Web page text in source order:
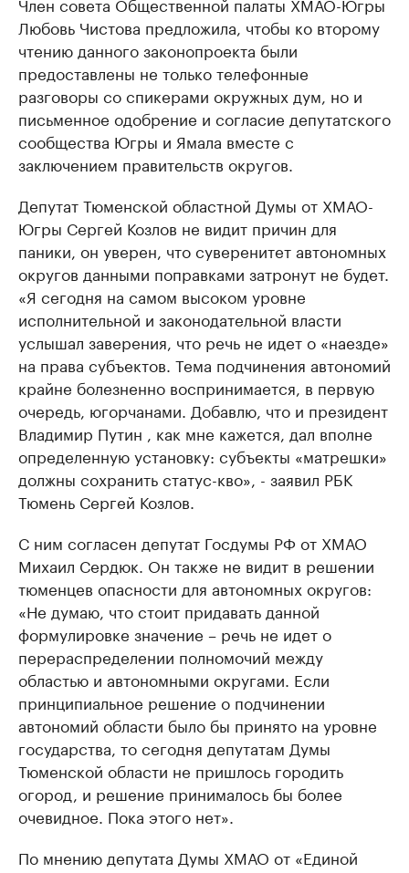
Любовь Чистова предложила, чтобы ко второму
чтению данного законопроекта были
предоставлены не только телефонные
разговоры со спикерами окружных дум, но и
письменное одобрение и согласие депутатского
сообщества Югры и Ямала вместе с
заключением правительств округов.
Депутат Тюменской областной Думы от ХМАО-
Югры Сергей Козлов не видит причин для
паники, он уверен, что суверенитет автономных
округов данными поправками затронут не будет.
«Я сегодня на самом высоком уровне
исполнительной и законодательной власти
услышал заверения, что речь не идет о «наезде»
на права субъектов. Тема подчинения автономий
крайне болезненно воспринимается, в первую
очередь, югорчанами. Добавлю, что и президент
Владимир Путин , как мне кажется, дал вполне
определенную установку: субъекты «матрешки»
должны сохранить статус-кво», - заявил РБК
Тюмень Сергей Козлов.
С ним согласен депутат Госдумы РФ от ХМАО
Михаил Сердюк. Он также не видит в решении
тюменцев опасности для автономных округов:
«Не думаю, что стоит придавать данной
формулировке значение – речь не идет о
перераспределении полномочий между
областью и автономными округами. Если
принципиальное решение о подчинении
автономий области было бы принято на уровне
государства, то сегодня депутатам Думы
Тюменской области не пришлось городить
огород, и решение принималось бы более
очевидное. Пока этого нет».
По мнению депутата Думы ХМАО от «Единой